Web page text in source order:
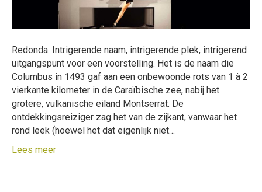
Redonda. Intrigerende naam, intrigerende plek, intrigerend
uitgangspunt voor een voorstelling. Het is de naam die
Columbus in 1493 gaf aan een onbewoonde rots van 1 à 2
vierkante kilometer in de Caraïbische zee, nabij het
grotere, vulkanische eiland Montserrat. De
ontdekkingsreiziger zag het van de zijkant, vanwaar het
rond leek (hoewel het dat eigenlijk niet…
Lees meer